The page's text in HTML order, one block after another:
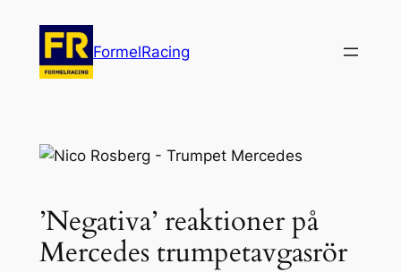
innehåll
FormelRacing
’Negativa’ reaktioner på
Mercedes trumpetavgasrör